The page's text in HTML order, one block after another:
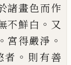
諸畫色而作
不鮮白 。 又
。 宮得嚴淨 。
者 。 則有善